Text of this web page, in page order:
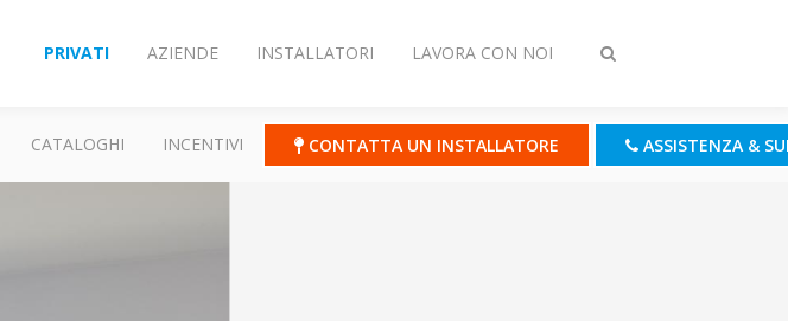
Attiva/disattiva
PRIVATI AZIENDE INSTALLATORI LAVORA CON NOI
CATALOGHI INCENTIVI CONTATTA UN INSTALLATORE ASSISTENZA &